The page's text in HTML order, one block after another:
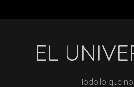
EL
Todo lo que